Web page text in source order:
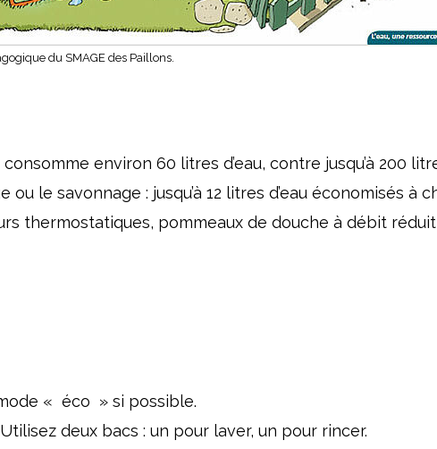
du SMAGE des Paillons.
environ 60 litres d’eau, contre jusqu’à 200
le savonnage : jusqu’à 12 litres d’eau économisés à
thermostatiques, pommeaux de douche à débit réduit,
« éco » si possible.
deux bacs : un pour laver, un pour rincer.